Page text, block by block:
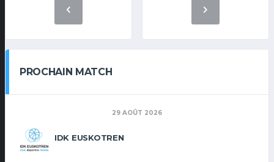
PROCHAIN MATCH
29 AOÛT 2026
IDK EUSKOTREN